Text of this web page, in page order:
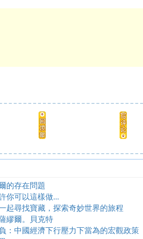
的存在問題
你可以這樣做...
起尋找寶藏，探索奇妙世界的旅程
繆爾。貝克特
：中國經濟下行壓力下當為的宏觀政策